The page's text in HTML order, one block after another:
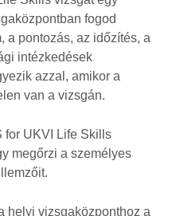
fogod
a pontozás, az időzítés, a
intézkedések
azzal, amikor a
van a vizsgán.
for UKVI Life Skills
megőrzi a személyes
helyi vizsgaközponthoz a